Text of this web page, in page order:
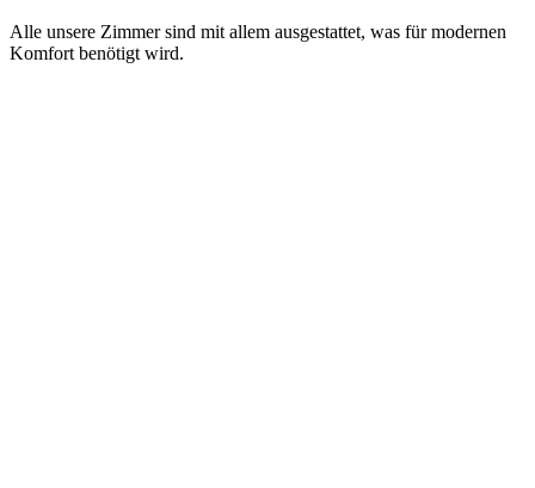
Alle unsere Zimmer sind mit allem ausgestattet, was für modernen
Komfort benötigt wird.